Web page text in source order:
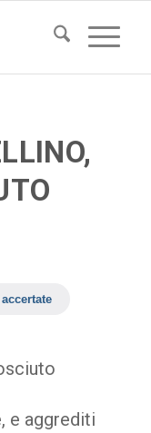
e aggrediti